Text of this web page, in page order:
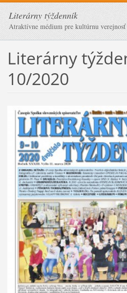
Literárny týždenník
Atraktívne médium pre kultúrnu verejnosť
Literárny
10/2020